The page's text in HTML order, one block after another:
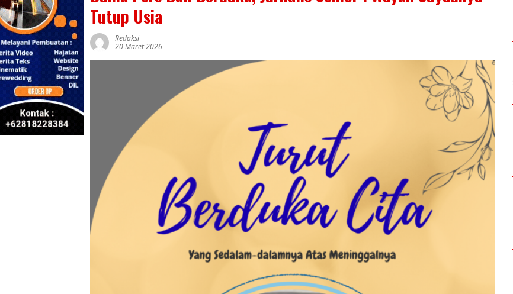
Tutup Usia
Redaksi
20 Maret 2026